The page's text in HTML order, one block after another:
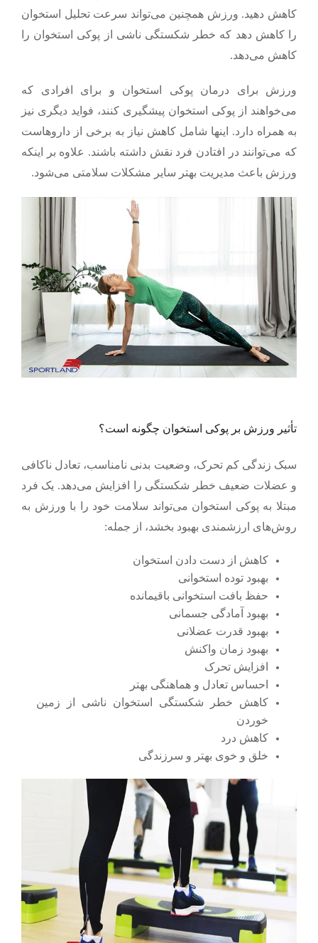
کاهش دهید. ورزش همچنین می‌تواند سرعت تحلیل استخوان
را کاهش دهد که خطر شکستگی ناشی از پوکی استخوان را
کاهش می‌دهد.
ورزش برای درمان پوکی استخوان و برای افرادی که
می‌خواهند از پوکی استخوان پیشگیری کنند، فواید دیگری نیز
به همراه دارد. اینها شامل کاهش نیاز به برخی از داروهاست
که می‌توانند در افتادن فرد نقش داشته باشند. علاوه بر اینکه
ورزش باعث مدیریت بهتر سایر مشکلات سلامتی می‌شود.
تأثیر ورزش بر پوکی استخوان چگونه است؟
سبک زندگی کم تحرک، وضعیت بدنی نامناسب، تعادل ناکافی
و عضلات ضعیف خطر شکستگی را افزایش می‌دهد. یک فرد
مبتلا به پوکی استخوان می‌تواند سلامت خود را با ورزش به
روش‌های ارزشمندی بهبود بخشد، از جمله:
کاهش از دست دادن استخوان
بهبود توده استخوانی
حفظ بافت استخوانی باقیمانده
بهبود آمادگی جسمانی
بهبود قدرت عضلانی
بهبود زمان واکنش
افزایش تحرک
احساس تعادل و هماهنگی بهتر
کاهش خطر شکستگی استخوان ناشی از زمین
خوردن
کاهش درد
خلق و خوی بهتر و سرزندگی